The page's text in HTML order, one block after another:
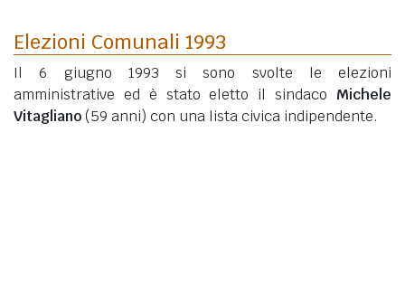
Elezioni Comunali 1993
Il 6 giugno 1993 si sono svolte le elezioni
amministrative ed è stato eletto il sindaco Michele
Vitagliano(59 anni) con una lista civica indipendente.